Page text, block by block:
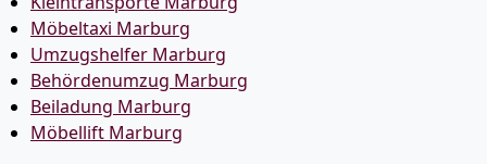
Möbeltaxi Marburg
Umzugshelfer Marburg
Behördenumzug Marburg
Beiladung Marburg
Möbellift Marburg